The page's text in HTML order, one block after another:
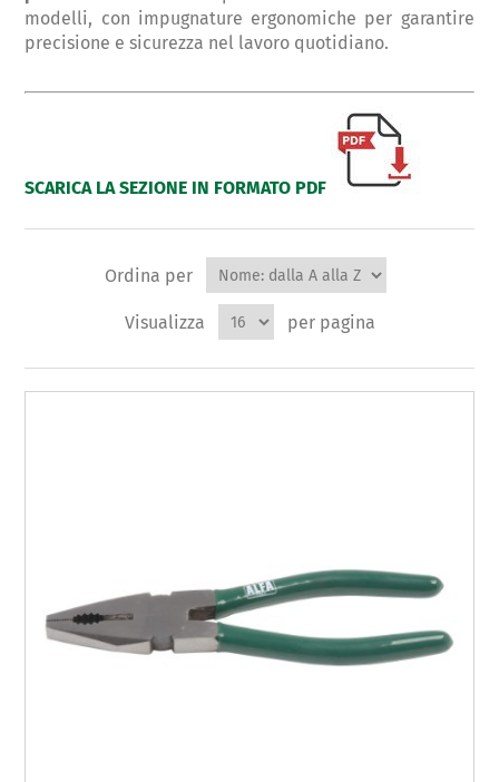
modelli, con impugnature ergonomiche per garantire
precisione e sicurezza nel lavoro quotidiano.
SCARICA LA SEZIONE IN FORMATO PDF
Ordina per
Visualizza per pagina